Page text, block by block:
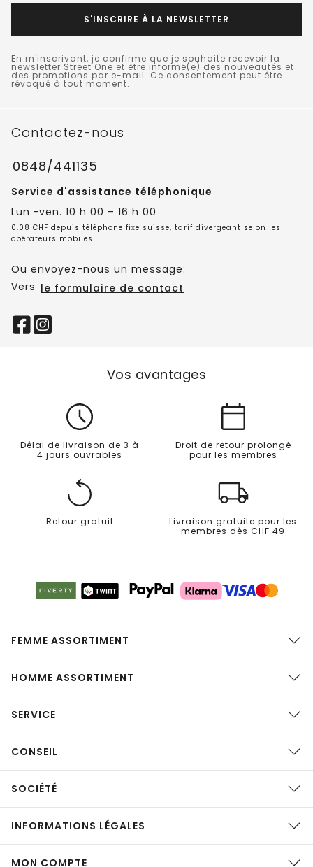
S'INSCRIRE À LA NEWSLETTER
En m'inscrivant, je confirme que je souhaite recevoir la
newsletter Street One et être informé(e) des nouveautés et
des promotions par e-mail. Ce consentement peut être
révoqué à tout moment.
Contactez-nous
0848/441135
Service d'assistance téléphonique
Lun.-ven. 10 h 00 – 16 h 00
0.08 CHF depuis téléphone fixe suisse, tarif divergeant selon les
opérateurs mobiles.
Ou envoyez-nous un message:
Vers le formulaire de contact
Vos avantages
Délai de livraison de 3 à
4 jours ouvrables
Droit de retour prolongé
pour les membres
Retour gratuit
Livraison gratuite pour les
membres dès CHF 49
FEMME ASSORTIMENT
HOMME ASSORTIMENT
SERVICE
CONSEIL
SOCIÉTÉ
INFORMATIONS LÉGALES
MON COMPTE